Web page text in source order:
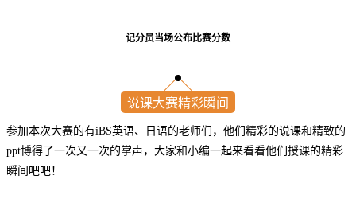
记分员当场公布比赛分数
说课大赛精彩瞬间
参加本次大赛的有iBS英语、日语的老师们，他们精彩的说课和精致的
ppt博得了一次又一次的掌声，大家和小编一起来看看他们授课的精彩
瞬间吧吧！